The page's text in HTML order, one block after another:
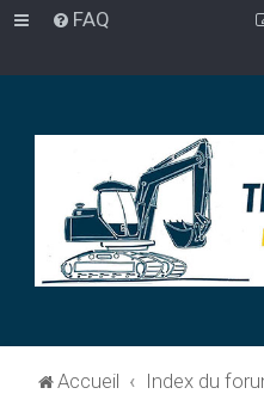
FAQ
Accueil Index du